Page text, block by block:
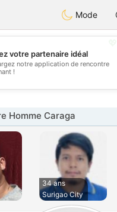
Philippines
Mode
💕
votre partenaire idéal
notre application de rencontre
!
Homme Caraga
34 ans
Surigao City